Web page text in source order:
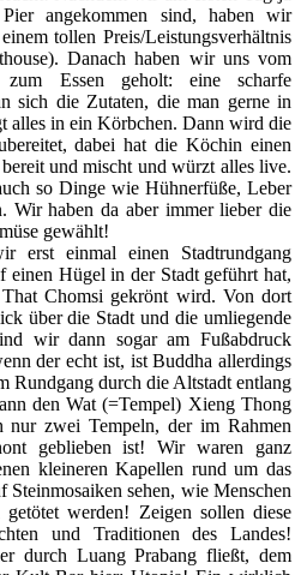
angekommen sind, haben wir
tollen Preis/Leistungsverhältnis
Danach haben wir uns vom
zum Essen geholt: eine scharfe
sich die Zutaten, die man gerne in
alles in ein Körbchen. Dann wird die
dabei hat die Köchin einen
und mischt und würzt alles live.
so Dinge wie Hühnerfüße, Leber
Wir haben da aber immer lieber die
gewählt!
erst einmal einen Stadtrundgang
einen Hügel in der Stadt geführt hat,
Chomsi gekrönt wird. Von dort
über die Stadt und die umliegende
wir dann sogar am Fußabdruck
der echt ist, ist Buddha allerdings
Rundgang durch die Altstadt entlang
den Wat (=Tempel) Xieng Thong
nur zwei Tempeln, der im Rahmen
geblieben ist! Wir waren ganz
kleineren Kapellen rund um das
Steinmosaiken sehen, wie Menschen
werden! Zeigen sollen diese
und Traditionen des Landes!
durch Luang Prabang fließt, dem